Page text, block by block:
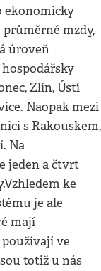
ekonomicky
mzdy,
úroveň
Zlín, Ústí
Naopak mezi
s Rakouskem,
Na
jeden a čtvrt
ke
je ale
mají
používají ve
totiž u nás